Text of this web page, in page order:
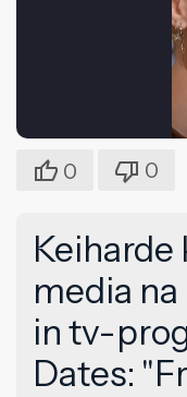
0 0
media
in tv-
Dates: